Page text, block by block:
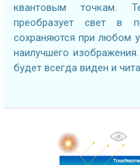
квантовым точкам.
преобразует свет в
сохраняются при любом
наилучшего
будет всегда виден и